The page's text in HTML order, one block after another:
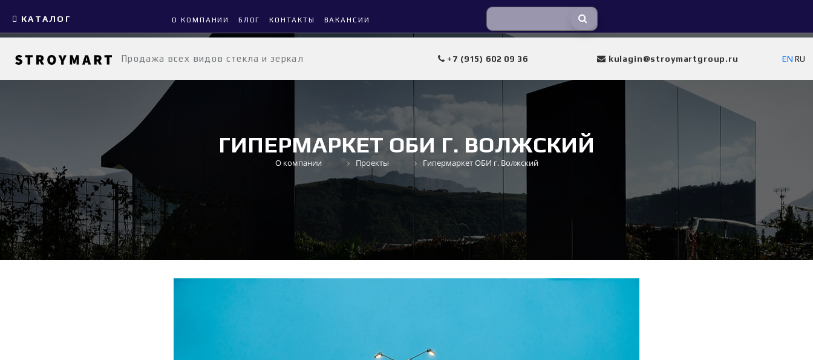
КАТАЛОГ О КОМПАНИИ БЛОГ КОНТАКТЫ ВАКАНСИИ
Продажа всех видов стекла и зеркал +7 (915) 602 09 36 kulagin@stroymartgroup.ru EN RU
ГИПЕРМАРКЕТ ОБИ Г. ВОЛЖСКИЙ
О компании Проекты Гипермаркет ОБИ г. Волжский